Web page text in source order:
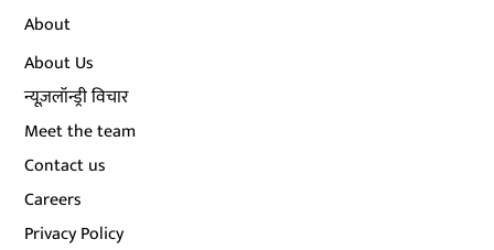
About
About Us
न्यूज़लॉन्ड्री विचार
Meet the team
Contact us
Careers
Privacy Policy